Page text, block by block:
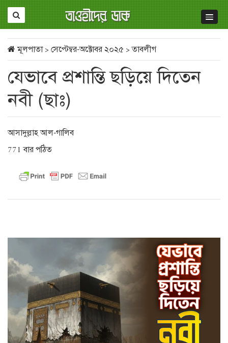
মূলপাতা> সেপ্টেম্বর-অক্টোবর ২০২৫ > তাবলীগ
যেভাবে প্রশান্তি ছড়িয়ে দিতেন
নবী (ছাঃ)
আসাদুল্লাহ আল-গালিব
771 বার পঠিত